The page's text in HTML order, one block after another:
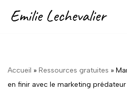
Accueil » Ressources gratuites »
en finir avec le marketing prédateur